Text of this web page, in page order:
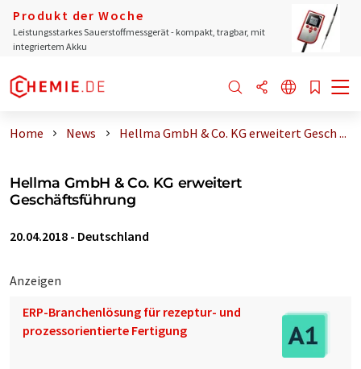
Produkt der Woche
Leistungsstarkes Sauerstoffmessgerät - kompakt, tragbar, mit
integriertem Akku
Home News Hellma GmbH & Co. KG erweitert Gesch ...
Hellma GmbH & Co. KG erweitert
Geschäftsführung
20.04.2018 - Deutschland
Anzeigen
ERP-Branchenlösung für rezeptur- und
prozessorientierte Fertigung